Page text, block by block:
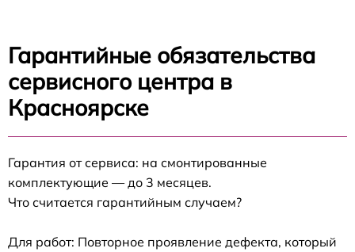
Гарантийные обязательства
сервисного центра в
Красноярске
Гарантия от сервиса: на смонтированные
комплектующие — до 3 месяцев.
Что считается гарантийным случаем?
Для работ: Повторное проявление дефекта, который